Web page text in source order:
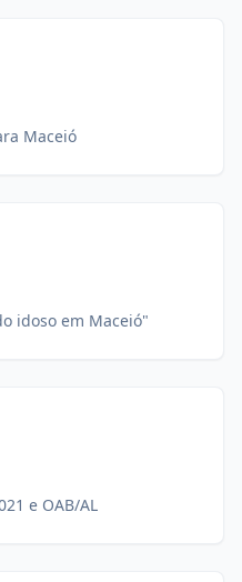
Maceió
idoso em Maceió"
e OAB/AL